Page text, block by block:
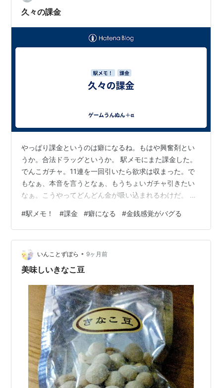
トも必須ね。 待つこと10分弱で着丼！これ…
久々の課金
やっぱり課金というのは癖になるね。もはや興奮剤とい
うか。合法ドラッグというか。 駅メモにまた課金した。
でんこガチャ。11連を一回引いたら欲求は収まった。で
もなぁ、本音を言うとなぁ、もうちょいガチャ引きたい
なぁ。こうやってどんどん金が吸い込まれるわけだ。 お
らどれを引いても良かった。まだ持ってないのを引きた
いという気持ちもあるが、ダブったらレベルの上限が上
がるし。本当にこだわりがなかった。 普段そんなに課金
することがないから、日和った。課金する瞬間のあの緊
張感はすげえ。でも逆にあれがなくなってしまうほど課
#駅メモ！ #課金 #癖になる #金銭感覚がバグる
いんことずぼら • 9ヶ月前
美味しいきなこ豆